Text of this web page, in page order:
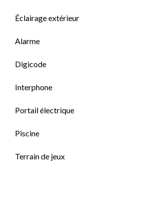
Éclairage extérieur
Alarme
Digicode
Interphone
Portail électrique
Piscine
Terrain de jeux